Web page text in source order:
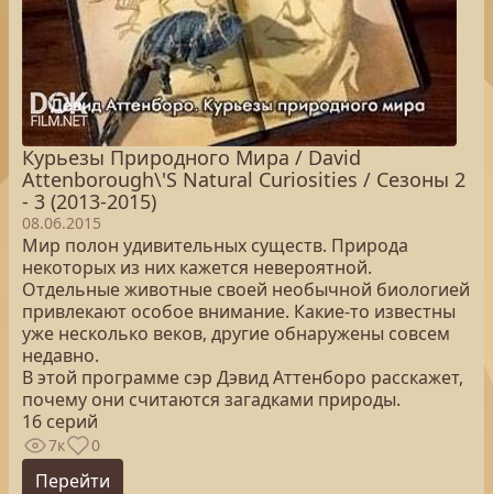
Курьезы Природного Мира / David
Attenborough\'S Natural Curiosities / Сезоны 2
- 3 (2013-2015)
08.06.2015
Мир полон удивительных существ. Природа
некоторых из них кажется невероятной.
Отдельные животные своей необычной биологией
привлекают особое внимание. Какие-то известны
уже несколько веков, другие обнаружены совсем
недавно.
В этой программе сэр Дэвид Аттенборо расскажет,
почему они считаются загадками природы.
16 серий
7к 0
Перейти